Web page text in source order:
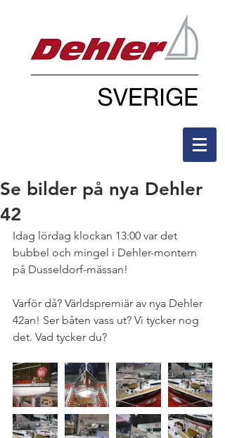
Se bilder på nya Dehler
42
Idag lördag klockan 13:00 var det
bubbel och mingel i Dehler-montern
på Dusseldorf-mässan!
Varför då? Världspremiär av nya Dehler
42an! Ser båten vass ut? Vi tycker nog
det. Vad tycker du?